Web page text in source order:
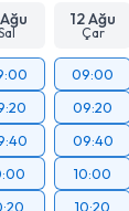
Ağu 12 Ağu
Çar
09:00
09:20
09:40
10:00
10:20